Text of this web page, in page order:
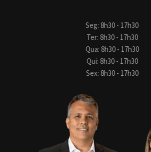
Seg: 8h30 - 17h30
Ter: 8h30 - 17h30
Qua: 8h30 - 17h30
Qui: 8h30 - 17h30
Sex: 8h30 - 17h30